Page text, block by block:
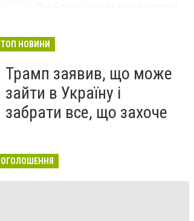
ТОП НОВИНИ
Трамп заявив, що може
зайти в Україну і
забрати все, що захоче
ОГОЛОШЕННЯ